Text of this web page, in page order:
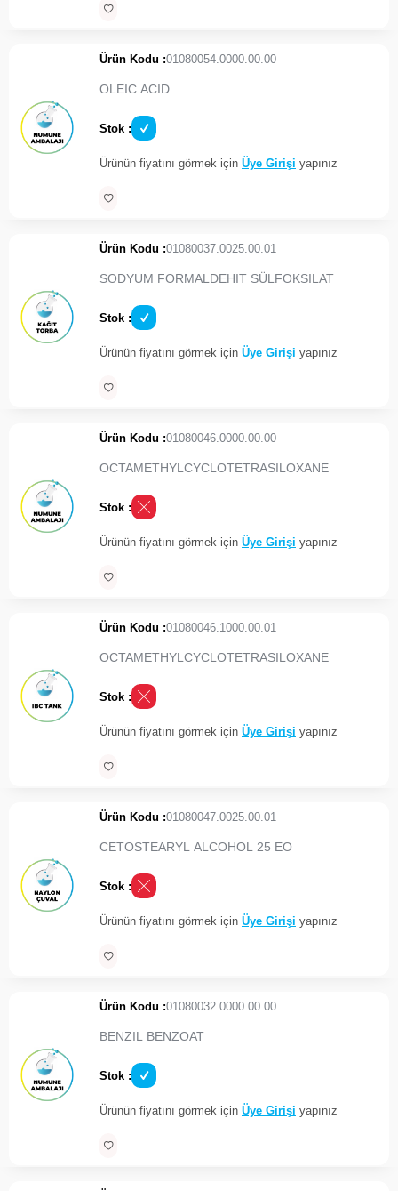
Ürün Kodu :01080054.0000.00.00
OLEIC ACID
Stok :
Ürünün fiyatını görmek için Üye Girişi yapınız
Ürün Kodu :01080037.0025.00.01
SODYUM FORMALDEHIT SÜLFOKSILAT
Stok :
Ürünün fiyatını görmek için Üye Girişi yapınız
Ürün Kodu :01080046.0000.00.00
OCTAMETHYLCYCLOTETRASILOXANE
Stok :
Ürünün fiyatını görmek için Üye Girişi yapınız
Ürün Kodu :01080046.1000.00.01
OCTAMETHYLCYCLOTETRASILOXANE
Stok :
Ürünün fiyatını görmek için Üye Girişi yapınız
Ürün Kodu :01080047.0025.00.01
CETOSTEARYL ALCOHOL 25 EO
Stok :
Ürünün fiyatını görmek için Üye Girişi yapınız
Ürün Kodu :01080032.0000.00.00
BENZIL BENZOAT
Stok :
Ürünün fiyatını görmek için Üye Girişi yapınız